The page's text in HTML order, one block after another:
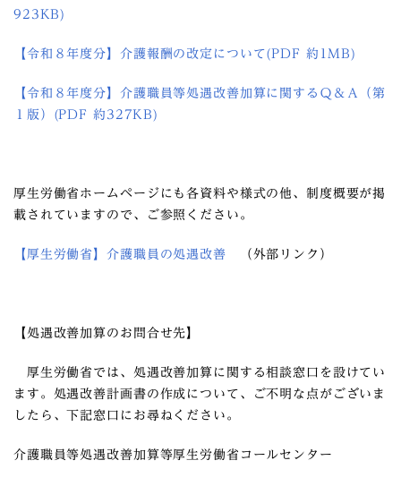
923KB)
【令和８年度分】介護報酬の改定について(PDF 約1MB)
【令和８年度分】介護職員等処遇改善加算に関するＱ＆Ａ（第
１版）(PDF 約327KB)
厚生労働省ホームページにも各資料や様式の他、制度概要が掲
載されていますので、ご参照ください。
【厚生労働省】介護職員の処遇改善 （外部リンク）
【処遇改善加算のお問合せ先】
厚生労働省では、処遇改善加算に関する相談窓口を設けてい
ます。処遇改善計画書の作成について、ご不明な点がございま
したら、下記窓口にお尋ねください。
介護職員等処遇改善加算等厚生労働省コールセンター